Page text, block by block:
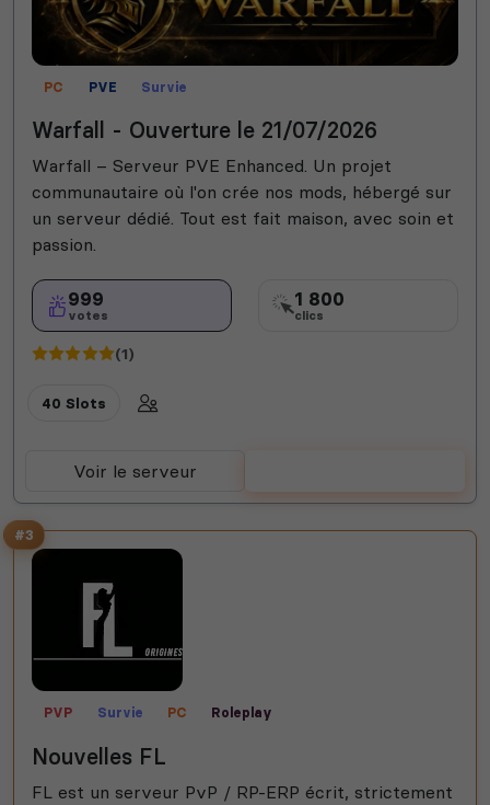
PC PVE Survie
Warfall - Ouverture le 21/07/2026
Warfall – Serveur PVE Enhanced. Un projet
communautaire où l'on crée nos mods, hébergé sur
un serveur dédié. Tout est fait maison, avec soin et
passion.
999
votes
1 800
clics
(1)
40 Slots
Voir le serveur
#3
PVP Survie PC Roleplay
Nouvelles FL
FL est un serveur PvP / RP-ERP écrit, strictement